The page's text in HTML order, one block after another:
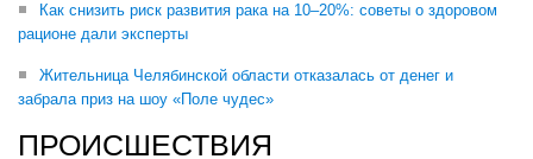
Как снизить риск развития рака на 10–20%: советы о здоровом
рационе дали эксперты
Жительница Челябинской области отказалась от денег и
забрала приз на шоу «Поле чудес»
ПРОИСШЕСТВИЯ